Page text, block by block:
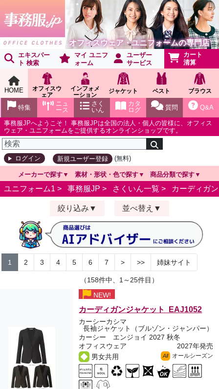
オフィスウェア・ユニフォームの専門店
エキスパー
ト 検索
マイ ユニフ
ォーム
ユーザー
サービス
カート
清算
HOME
オフィスウ
ェア
インフォメ
ーション
ショールー
ム
ジャケット ベスト ブラウス
Q&A
質問
カタ
ログ
さく
いん
ニュ
ース
特集
事務服JPへようこそ！ 事務服JPは全国の法人・個人の皆様に、オフィス
ウェア・ユニフォームをご提供するオンラインショップです。
ログイン 新規ユーザー登録 (無料)
メーカーで探す 素材・形状・色で探す 商品分類で探す
ユニフォーム1 > 事務服JP > さくいん一覧 > カーディガン
絞り込み 並べ替え
1 2 3 4 5 6 7 > >> 姉妹サイト
（158件中、1～25件目）
NEW!
カーディガンジャケット EAJ1052
カーシーカシマ
長袖ジャケット（ブルゾン・ジャンパー）
カーシー エンジョイ 2027 秋冬
オフィスウェア
2027年発売
男女共用
All オールシーズン